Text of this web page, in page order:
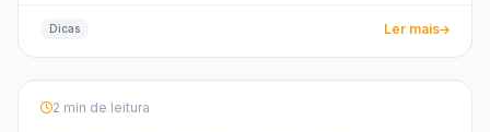
Dicas Ler mais
2 min de leitura